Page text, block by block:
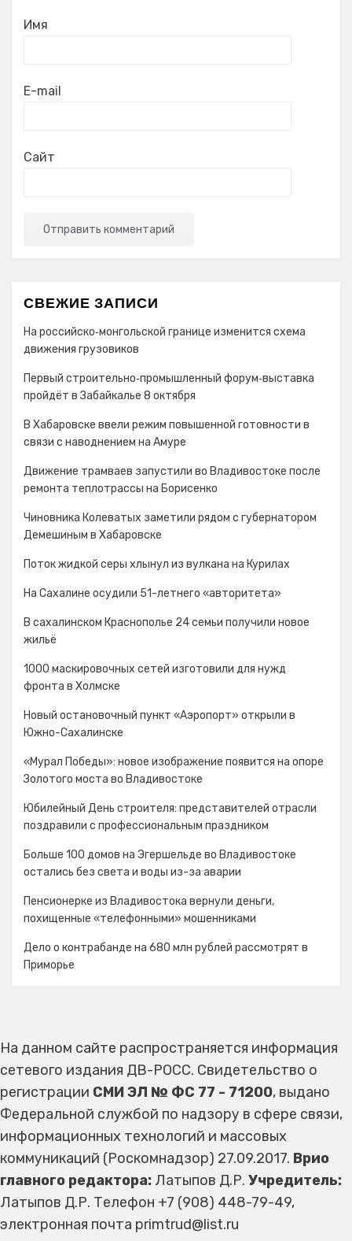
Имя
E-mail
Сайт
СВЕЖИЕ ЗАПИСИ
На российско‑монгольской границе изменится схема
движения грузовиков
Первый строительно‑промышленный форум‑выставка
пройдёт в Забайкалье 8 октября
В Хабаровске ввели режим повышенной готовности в
связи с наводнением на Амуре
Движение трамваев запустили во Владивостоке после
ремонта теплотрассы на Борисенко
Чиновника Колеватых заметили рядом с губернатором
Демешиным в Хабаровске
Поток жидкой серы хлынул из вулкана на Курилах
На Сахалине осудили 51-летнего «авторитета»
В сахалинском Краснополье 24 семьи получили новое
жильё
1000 маскировочных сетей изготовили для нужд
фронта в Холмске
Новый остановочный пункт «Аэропорт» открыли в
Южно-Сахалинске
«Мурал Победы»: новое изображение появится на опоре
Золотого моста во Владивостоке
Юбилейный День строителя: представителей отрасли
поздравили с профессиональным праздником
Больше 100 домов на Эгершельде во Владивостоке
остались без света и воды из-за аварии
Пенсионерке из Владивостока вернули деньги,
похищенные «телефонными» мошенниками
Дело о контрабанде на 680 млн рублей рассмотрят в
Приморье
На данном сайте распространяется информация
сетевого издания ДВ-РОСС. Свидетельство о
регистрации СМИ ЭЛ № ФС 77 - 71200, выдано
Федеральной службой по надзору в сфере связи,
информационных технологий и массовых
коммуникаций (Роскомнадзор) 27.09.2017. Врио
главного редактора: Латыпов Д.Р. Учредитель:
Латыпов Д.Р. Телефон +7 (908) 448-79-49,
электронная почта primtrud@list.ru